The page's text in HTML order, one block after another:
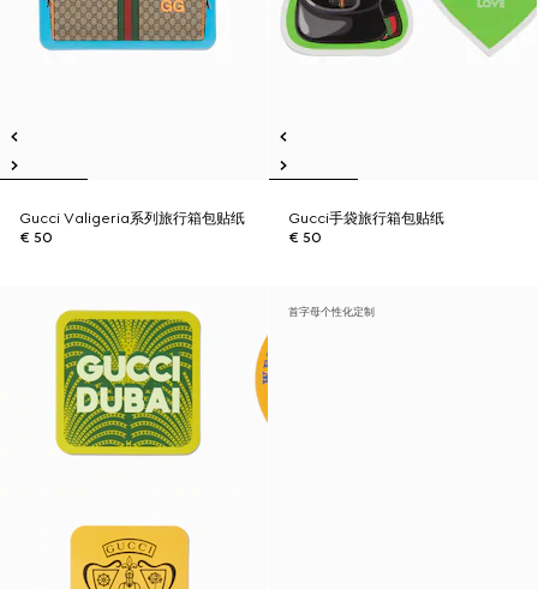
Gucci Valigeria系列旅行箱包贴纸
€ 50
Gucci手袋旅行箱包贴纸
€ 50
首字母个性化定制